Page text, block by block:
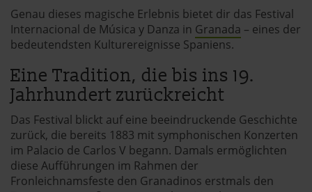
Genau dieses magische Erlebnis bietet dir das Festival
Internacional de Música y Danza in Granada – eines der
bedeutendsten Kulturereignisse Spaniens.
Eine Tradition, die bis ins 19.
Jahrhundert zurückreicht
Das Festival blickt auf eine beeindruckende Geschichte
zurück, die bereits 1883 mit symphonischen Konzerten
im Palacio de Carlos V begann. Damals ermöglichten
diese Aufführungen im Rahmen der
Fronleichnamsfeste den Granadinos erstmals den